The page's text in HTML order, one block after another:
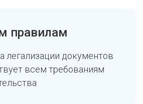
правилам
легализации документов
всем требованиям